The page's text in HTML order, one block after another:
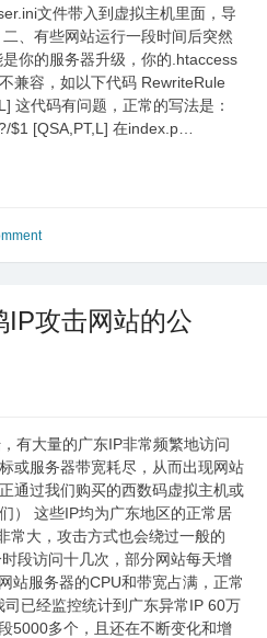
文件带入到虚拟主机里面，导
、有些网站运行一段时间后突然
你的服务器升级，你的.htaccess
兼容，如以下代码 RewriteRule
这代码有问题，正常的写法是：
$1 [QSA,PT,L] 在index.p…
IP攻击网站的公
有大量的广东IP非常频繁地访问
或服务器带宽耗尽，从而出现网站
通过我们购买的西数码虚拟主机或
） 这些IP均为广东地区的正常居
常大，攻击方式也会绕过一般的
段访问十几次，部分网站每天增
站服务器的CPU和带宽占满，正常
已经监控统计到广东异常IP 60万
5000多个，且还在不断变化和增